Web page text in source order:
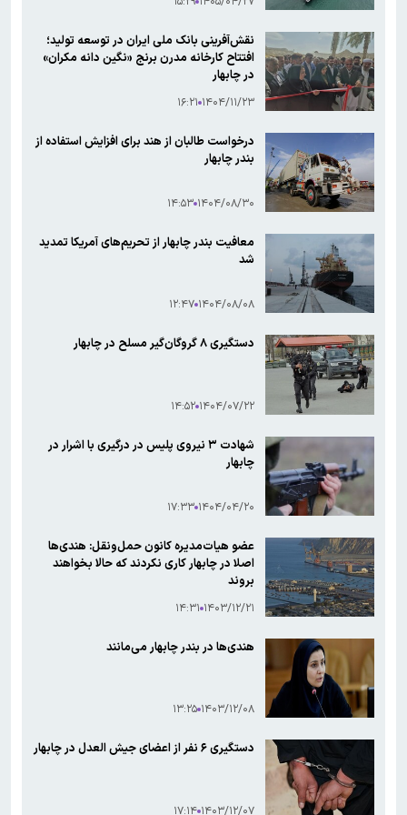
نقش‌آفرینی بانک ملی ایران در توسعه تولید؛
افتتاح کارخانه مدرن برنج «نگین دانه مکران»
در چابهار
۱۴۰۴/۱۱/۲۳ ۱۶:۲۱
درخواست طالبان از هند برای افزایش استفاده از
بندر چابهار
۱۴۰۴/۰۸/۳۰ ۱۴:۵۳
معافیت بندر چابهار از تحریم‌های آمریکا تمدید
شد
۱۴۰۴/۰۸/۰۸ ۱۲:۴۷
دستگیری ۸ گروگان‌گیر مسلح در چابهار
۱۴۰۴/۰۷/۲۲ ۱۴:۵۲
شهادت ۳ نیروی پلیس در درگیری با اشرار در
چابهار
۱۴۰۴/۰۴/۲۰ ۱۷:۳۳
عضو هیات‌مدیره کانون حمل‌ونقل: هندی‌ها
اصلا در چابهار کاری نکردند که حالا بخواهند
بروند
۱۴۰۳/۱۲/۲۱ ۱۴:۳۱
هندی‌ها در بندر چابهار می‌مانند
۱۴۰۳/۱۲/۰۸ ۱۳:۲۵
دستگیری ۶ نفر از اعضای جیش العدل در چابهار
۱۴۰۳/۱۲/۰۷ ۱۷:۱۴